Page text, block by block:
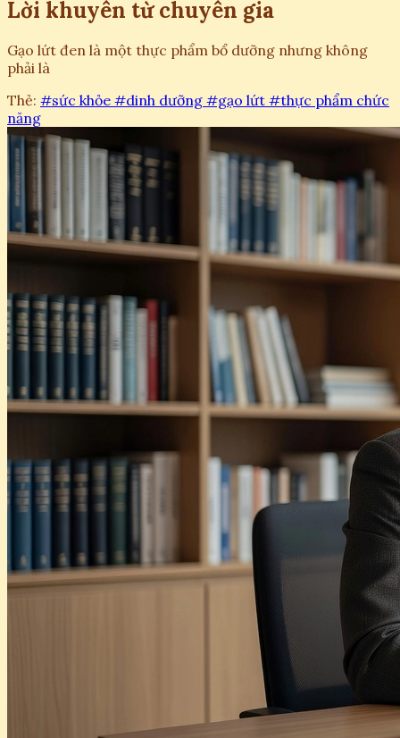
Lời khuyên từ chuyên gia
Gạo lứt đen là một thực phẩm bổ dưỡng nhưng không
phải là
Thẻ: #sức khỏe #dinh dưỡng #gạo lứt #thực phẩm chức
năng